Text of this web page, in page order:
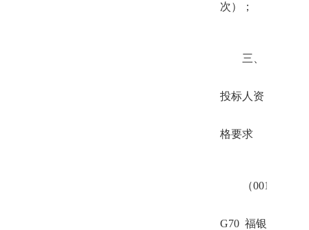
次）；
三、
投标人资
格要求
（001
G70 福银